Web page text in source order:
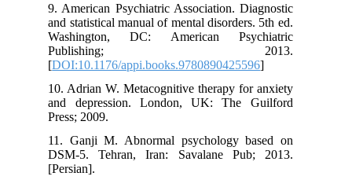
9. American Psychiatric Association.
and statistical manual of mental
Washington, DC: American
Publishing;
[DOI:10.1176/
10. Adrian W. Metacognitive therapy
and depression. London, UK: The
11. Ganji M. Abnormal psychology
DSM-5. Tehran, Iran: Savalane